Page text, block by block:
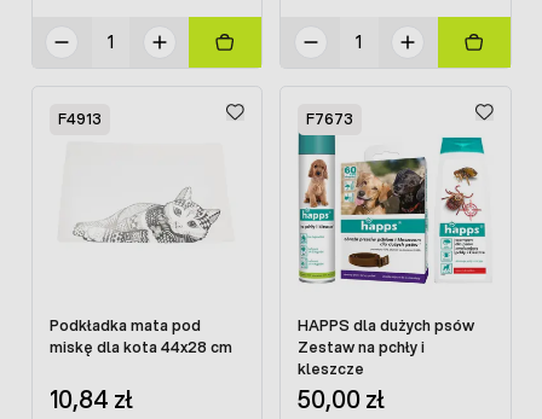
F4913
Podkładka mata pod
miskę dla kota 44x28 cm
10,84 zł
F7673
HAPPS dla dużych psów
Zestaw na pchły i
kleszcze
50,00 zł